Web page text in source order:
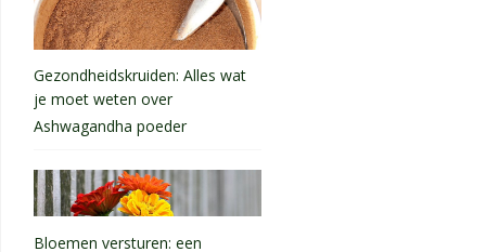
Gezondheidskruiden: Alles wat
je moet weten over
Ashwagandha poeder
Bloemen versturen: een